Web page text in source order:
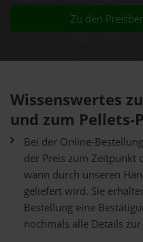
Zu den
Wissenswertes
und zum Pellets-
Bei der Online-
der Preis zum Zeitpunkt
wann durch unseren
geliefert wird. Sie
Bestellung eine
nochmals alle Details